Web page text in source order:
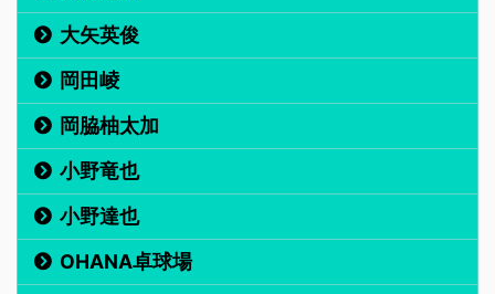
大矢英俊
岡田崚
岡脇柚太加
小野竜也
小野達也
OHANA卓球場